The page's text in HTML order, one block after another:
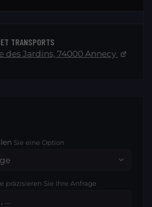
TRANSPORTS
des Jardins, 74000 Annecy
Sie eine Option
präzisieren Sie Ihre Anfrage